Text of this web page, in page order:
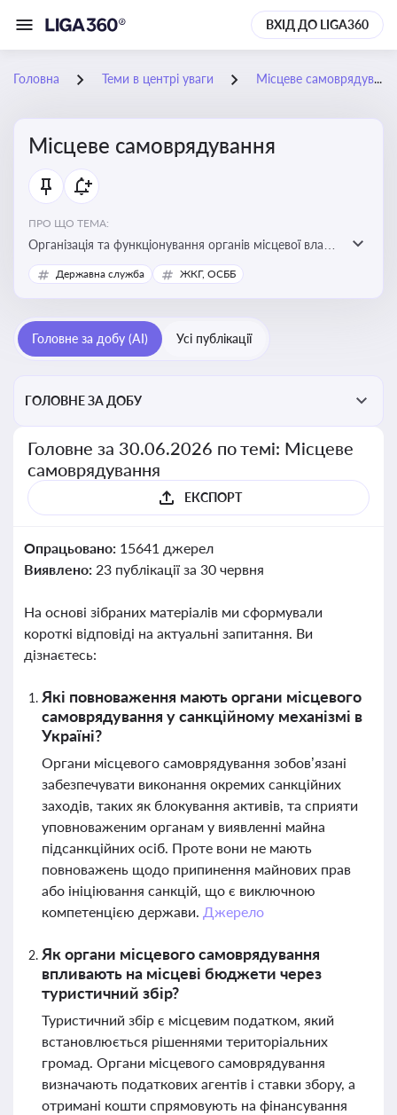
ВХІД ДО LIGA360
Головна Теми в центрі уваги Місцеве самоврядування
Місцеве самоврядування
ПРО ЩО ТЕМА:
Організація та функціонування органів місцевої влади,
які приймають рішення та здійснюють управлінські
функції на рівні місцевих громад (міст, сіл, селищ)
Державна служба ЖКГ, ОСББ
Головне за добу (AI) Усі публікації
ГОЛОВНЕ ЗА ДОБУ
Головне за 30.06.2026 по темі: Місцеве
самоврядування
ЕКСПОРТ
Опрацьовано: 15641 джерел
Виявлено: 23 публікації за 30 червня
На основі зібраних матеріалів ми сформували
короткі відповіді на актуальні запитання. Ви
дізнаєтесь:
Які повноваження мають органи місцевого
самоврядування у санкційному механізмі в
Україні?
Органи місцевого самоврядування зобов’язані
забезпечувати виконання окремих санкційних
заходів, таких як блокування активів, та сприяти
уповноваженим органам у виявленні майна
підсанкційних осіб. Проте вони не мають
повноважень щодо припинення майнових прав
або ініціювання санкцій, що є виключною
компетенцією держави. Джерело
Як органи місцевого самоврядування
впливають на місцеві бюджети через
туристичний збір?
Туристичний збір є місцевим податком, який
встановлюється рішеннями територіальних
громад. Органи місцевого самоврядування
визначають податкових агентів і ставки збору, а
отримані кошти спрямовують на фінансування